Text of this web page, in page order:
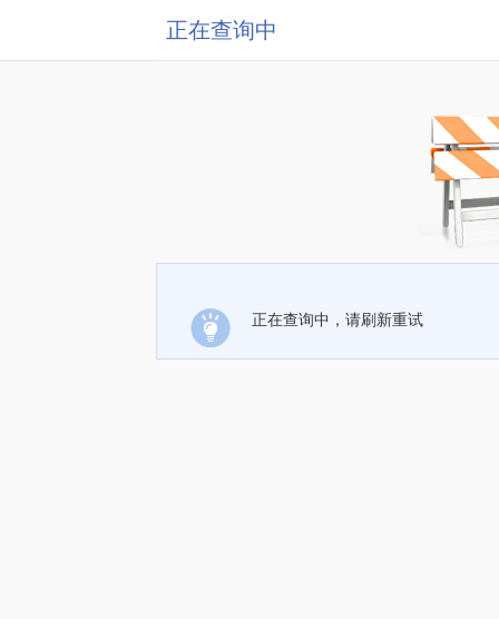
正在查询中
正在查询中，请刷新重试